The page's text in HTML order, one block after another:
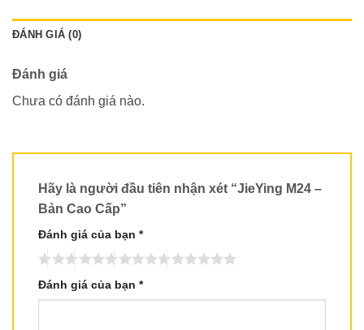
ĐÁNH GIÁ (0)
Đánh giá
Chưa có đánh giá nào.
Hãy là người đầu tiên nhận xét “JieYing M24 –
Bản Cao Cấp”
Đánh giá của bạn *
Đánh giá của bạn *